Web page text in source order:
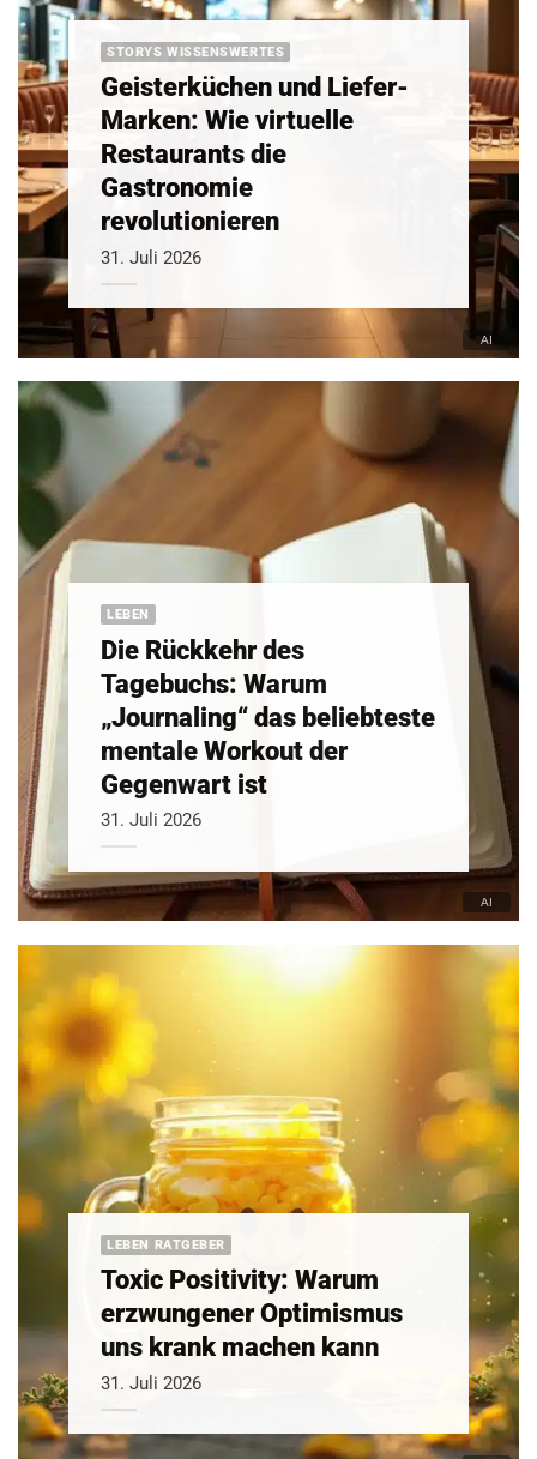
STORYS WISSENSWERTES
Geisterküchen und Liefer-
Marken: Wie virtuelle
Restaurants die
Gastronomie
revolutionieren
31. Juli 2026
LEBEN
Die Rückkehr des
Tagebuchs: Warum
„Journaling“ das beliebteste
mentale Workout der
Gegenwart ist
31. Juli 2026
LEBEN RATGEBER
Toxic Positivity: Warum
erzwungener Optimismus
uns krank machen kann
31. Juli 2026